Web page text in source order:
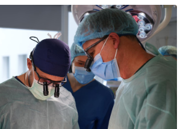
Прес-релізи
Фото/Відео